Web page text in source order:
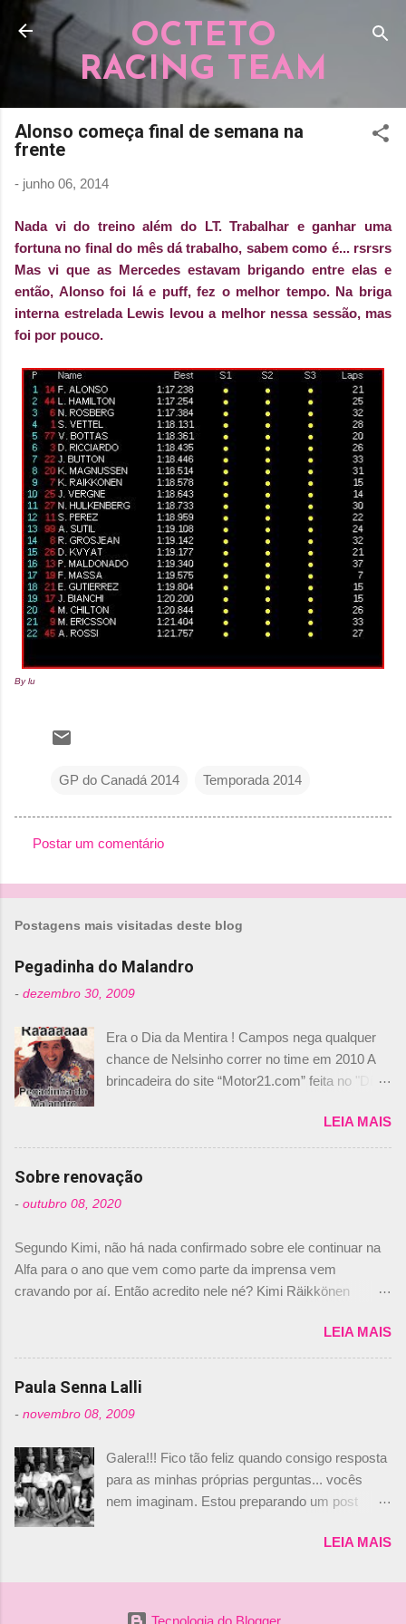
Pular para o conteúdo principal
OCTETO
RACING TEAM
Alonso começa final de semana na
frente
- junho 06, 2014
Nada vi do treino além do LT. Trabalhar e ganhar uma
fortuna no final do mês dá trabalho, sabem como é... rsrsrs
Mas vi que as Mercedes estavam brigando entre elas e
então, Alonso foi lá e puff, fez o melhor tempo. Na briga
interna estrelada Lewis levou a melhor nessa sessão, mas
foi por pouco.
By lu
GP do Canadá 2014 Temporada 2014
o
n
t
r
i
o
Postar um comentário
Postagens mais visitadas deste blog
Pegadinha do Malandro
- dezembro 30, 2009
Era o Dia da Mentira ! Campos nega qualquer
chance de Nelsinho correr no time em 2010 A
brincadeira do site “Motor21.com” feita no "Día
de abril –, afirmando que Nelson Piquet havia
comprado 15% das ações da Campos, dando,
com isso, um lugar no time a Nelsinho Piquet,
foi esclarecida de uma vez por todas por
Daniele Audetto, diretor da escuderia. O
não será o companheiro de Bruno Senna em
2010. "Na verdade, nós recebemos uma oferta
de Piquet", admitiu Audetto. “Mas depois de ter
dois brasileiros”, explicou, dizendo ainda que
não tem nada contra o filho do tricampeão
Nelson Piquet. “Ele é um bom piloto, rápido e
experiente.” Audetto disse ainda que a suposta
não corresponde à realidade. “O suposto 15%
de investimento seria menor do que aquilo que
outros pilotos podem trazer: italianos, r...
LEIA MAIS
Sobre renovação
- outubro 08, 2020
Segundo Kimi, não há nada confirmado sobre ele continuar na
Alfa para o ano que vem como parte da imprensa vem
cravando por aí. Então acredito nele né? Kimi Räikkönen
truth but I’ve never had an option in my contract so that’s
should, pretty much, tell you that it’s not true." #Kimi7 #EifelGP
#AlfaRomeoRacing pic.twitter.com/77EDVn39Ia — Kimi
Romain falando sobre o fato do Iceman estar há tantos anos na
@RGrosjean ! #EifelGP 🇩🇪 #F1
pic.twitter.com/GSAu1LWnwW — Formula 1 (@F1) October 8,
2020 Beijinhos, Ludy
LEIA MAIS
Paula Senna Lalli
- novembro 08, 2009
Galera!!! Fico tão feliz quando consigo resposta
para as minhas próprias perguntas... vocês
nem imaginam. Estou preparando um post
nunca falei sobre ela, aqui no Octeto. No meio
aqui: Na época, rendeu um burburinho, porque
LEIA MAIS
Tecnologia do Blogger